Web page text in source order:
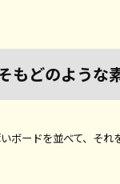
もどのような
ードを並べて、そ